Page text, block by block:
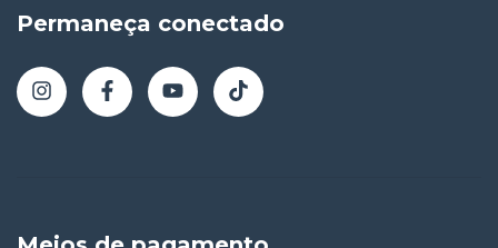
Permaneça conectado